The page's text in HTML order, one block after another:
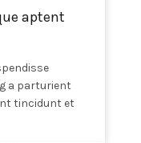
aptent
a parturient
tincidunt et